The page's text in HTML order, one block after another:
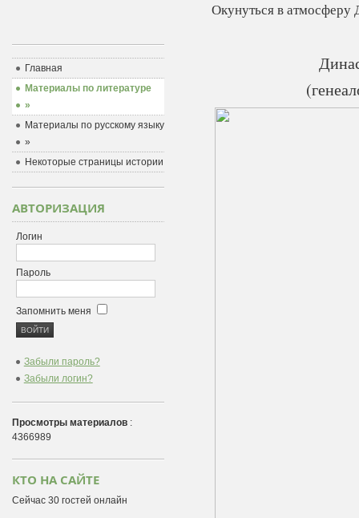
Окунуться в
Главная
Материалы по литературе
»
Материалы по русскому языку
»
Некоторые страницы истории
АВТОРИЗАЦИЯ
Логин
Пароль
Запомнить меня
Забыли пароль?
Забыли логин?
Просмотры материалов:
4366989
КТО НА САЙТЕ
Сейчас 30 гостей онлайн